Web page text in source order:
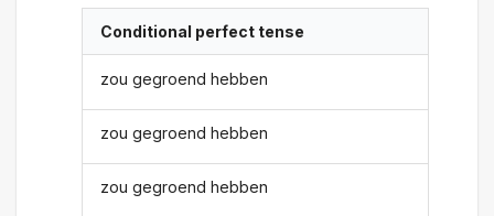
Conditional perfect tense
zou gegroend hebben
zou gegroend hebben
zou gegroend hebben